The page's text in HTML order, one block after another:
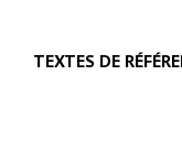
TEXTES DE